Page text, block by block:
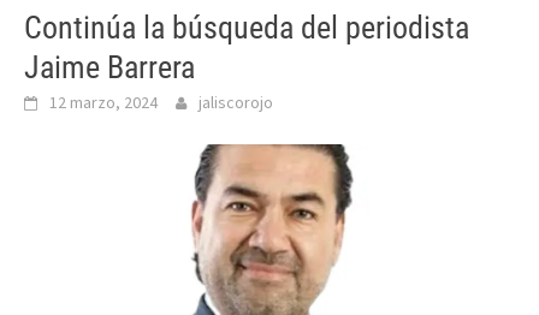
Continúa la búsqueda del periodista
Jaime Barrera
12 marzo, 2024 jaliscorojo